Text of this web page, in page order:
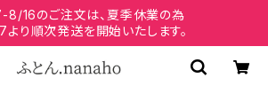
8/16のご注文は、夏季休業の為
より順次発送を開始いたします。